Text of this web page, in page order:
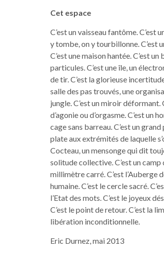
Cet espace
C’est un vaisseau fantôme. C’est
y tombe, on y tourbillonne. C’est
C’est une maison hantée. C’est
particules. C’est une île, un
de tir. C’est la glorieuse
salle des pas trouvés, une
jungle. C’est un miroir déformant.
d’agonie ou d’orgasme. C’est un
cage sans barreau. C’est un
plate aux extrémités de laquelle
Cocteau, un mensonge qui dit
solitude collective. C’est un
millimètre carré. C’est l’Auberge
humaine. C’est le cercle sacré.
l’Etat des mots. C’est le joyeux
C’est le point de retour. C’est la
libération inconditionnelle.
Eric Durnez, mai 2013